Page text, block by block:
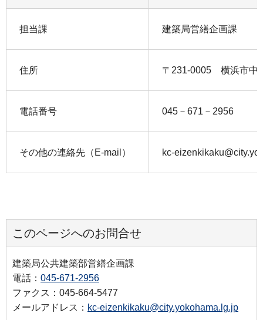
担当課 建築局営繕企画課
住所 〒231-0005 横浜市中
電話番号 045－671－2956
その他の連絡先（E-mail） kc-
このページへのお問合せ
建築局公共建築部営繕企画課
電話： 045-671-2956
ファクス：045-664-5477
メールアドレス： kc-eizenkikaku@city.yokohama.lg.jp